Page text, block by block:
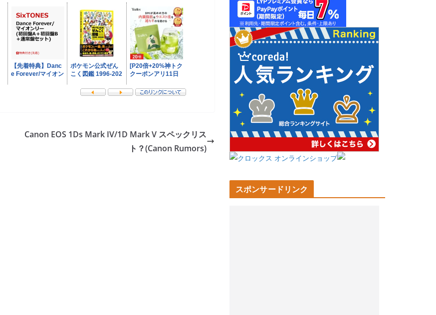
Canon EOS 1Ds Mark IV/1D Mark V スペックリス
ト？(Canon Rumors)
スポンサードリンク